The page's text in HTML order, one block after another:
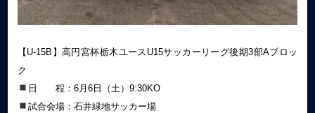
【U-15B】高円宮杯栃木ユースU15サッカーリーグ後期3部Aブロッ
ク
日 程：6月6日（土）9:30KO
試合会場：石井緑地サッカー場